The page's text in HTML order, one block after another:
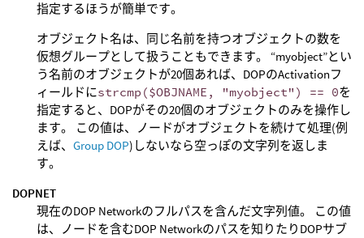
指定するほうが簡単です。
オブジェクト名は、同じ名前を持つオブジェクトの数を
仮想グループとして扱うこともできます。 “myobject”とい
う名前のオブジェクトが20個あれば、DOPのActivationフ
ィールドにstrcmp($OBJNAME, "myobject") == 0を
指定すると、DOPがその20個のオブジェクトのみを操作し
ます。 この値は、ノードがオブジェクトを続けて処理(例
えば、 Group DOP)しないなら空っぽの文字列を返しま
す。
DOPNET
現在のDOP Networkのフルパスを含んだ文字列値。 この値
は、ノードを含むDOP Networkのパスを知りたりDOPサブ